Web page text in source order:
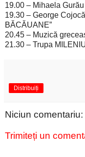
19.00 – Mihaela Gurău
19.30 – George
BĂCĂUANE”
20.45 – Muzică
21.30 – Trupa
Distribuiți
Niciun comentariu:
Trimiteți un